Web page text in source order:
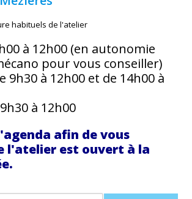
habituels de l'atelier
à 12h00 (en autonomie
pour vous conseiller)
9h30 à 12h00 et de 14h00 à
à 12h00
afin de vous
l'atelier est ouvert à la